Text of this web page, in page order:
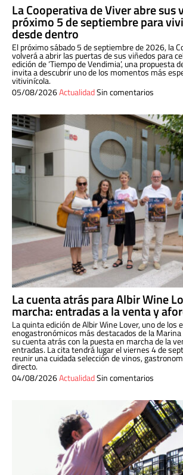
La Cooperativa de Viver abre sus
próximo 5 de septiembre para
desde dentro
El próximo sábado 5 de septiembre de 2026, la
volverá a abrir las puertas de sus viñedos para
edición de ‘Tiempo de Vendimia’, una propuesta
invita a descubrir uno de los momentos más
vitivinícola.
05/08/2026ActualidadSin comentarios
La cuenta atrás para Albir Wine
marcha: entradas a la venta y
La quinta edición de Albir Wine Lover, uno de los
enogastronómicos más destacados de la Marina
su cuenta atrás con la puesta en marcha de la
entradas. La cita tendrá lugar el viernes 4 de
reunir una cuidada selección de vinos,
directo.
04/08/2026ActualidadSin comentarios